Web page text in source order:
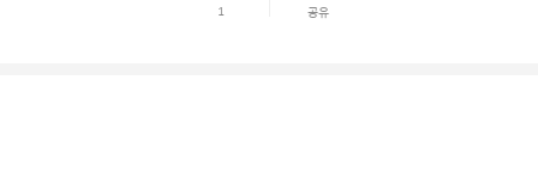
1 공유